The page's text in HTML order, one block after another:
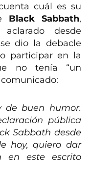
cuál es su
Black Sabbath,
desde
dio la debacle
participar en la
no tenía “un
de buen humor.
pública
Sabbath desde
hoy, quiero dar
en este escrito